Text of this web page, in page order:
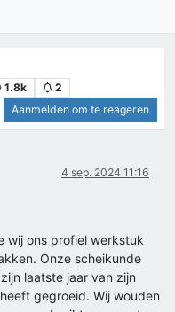
1.8k
2
Aanmelden om te reageren
4 sep. 2024 11:16
wij ons profiel werkstuk
Onze scheikunde
laatste jaar van zijn
gegroeid. Wij wouden